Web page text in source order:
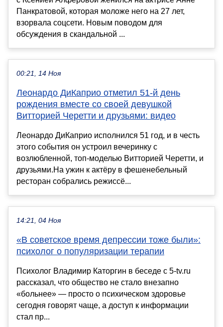
Панкратовой, которая моложе него на 27 лет,
взорвала соцсети. Новым поводом для
обсуждения в скандальной ...
00:21, 14 Ноя
Леонардо ДиКаприо отметил 51-й день
рождения вместе со своей девушкой
Витторией Черетти и друзьями: видео
Леонардо ДиКаприо исполнился 51 год, и в честь
этого события он устроил вечеринку с
возлюбленной, топ-моделью Витторией Черетти, и
друзьями.На ужин к актёру в фешенебельный
ресторан собрались режиссё...
14:21, 04 Ноя
«В советское время депрессии тоже были»:
психолог о популяризации терапии
Психолог Владимир Каторгин в беседе с 5-tv.ru
рассказал, что общество не стало внезапно
«больнее» — просто о психическом здоровье
сегодня говорят чаще, а доступ к информации
стал пр...